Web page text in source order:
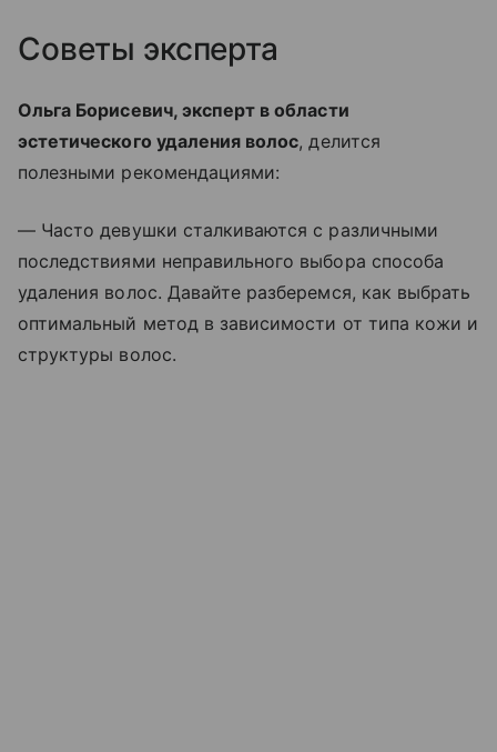
Советы эксперта
Ольга Борисевич, эксперт в области
эстетического удаления волос, делится
полезными рекомендациями:
— Часто девушки сталкиваются с различными
последствиями неправильного выбора способа
удаления волос. Давайте разберемся, как выбрать
оптимальный метод в зависимости от типа кожи и
структуры волос.